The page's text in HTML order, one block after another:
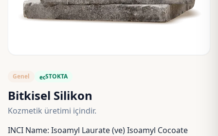
Genel ecoSTOKTA
Bitkisel Silikon
Kozmetik üretimi içindir.
INCI Name: Isoamyl Laurate (ve) Isoamyl Cocoate